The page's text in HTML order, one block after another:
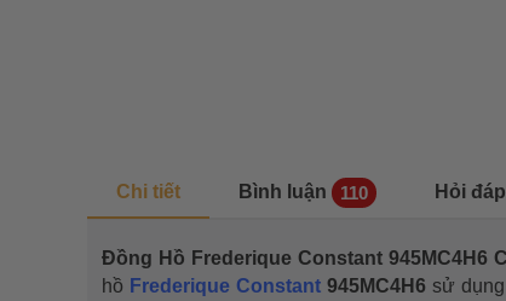
Chi tiết Bình luận 110 Hỏi đáp
Đồng Hồ Frederique Constant 945MC4H6
hồ Frederique Constant 945MC4H6 sử